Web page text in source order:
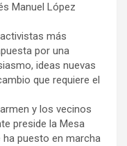
Manuel López
más
por una
ideas nuevas
que requiere el
y los vecinos
preside la Mesa
ha puesto en marcha